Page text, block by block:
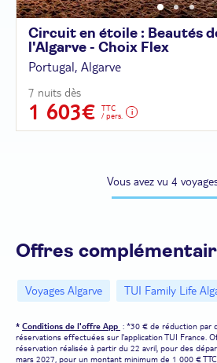
Circuit en étoile : Beautés
l'Algarve - Choix Flex
Portugal, Algarve
7 nuits dès
1 603€
TTC
/ pers.
Vous avez vu 4
Offres
Voyages Algarve TUI Family Life
* Conditions de l'offre App : *30 € de réduction par
réservations effectuées sur l'application TUI France.
réservation réalisée à partir du 22 avril, pour des
mars 2027, pour un montant minimum de 1 000 €